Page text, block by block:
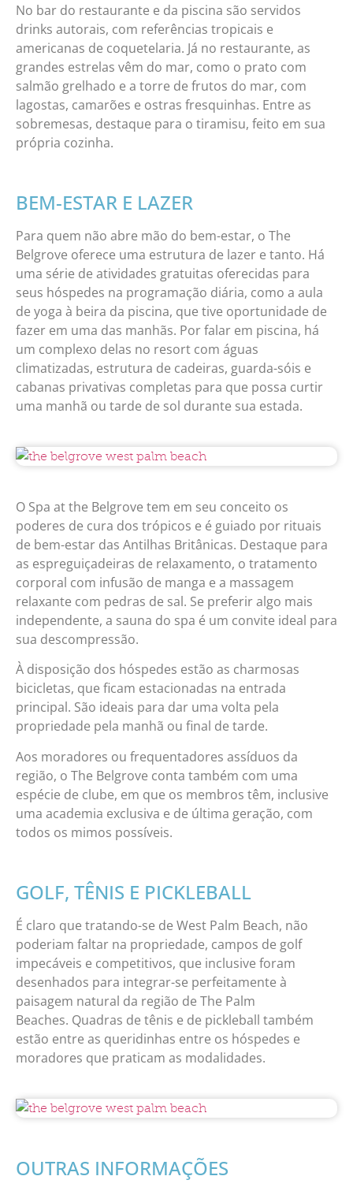
No bar do restaurante e da piscina são servidos
drinks autorais, com referências tropicais e
americanas de coquetelaria. Já no restaurante, as
grandes estrelas vêm do mar, como o prato com
salmão grelhado e a torre de frutos do mar, com
lagostas, camarões e ostras fresquinhas. Entre as
sobremesas, destaque para o tiramisu, feito em sua
própria cozinha.
BEM-ESTAR E LAZER
Para quem não abre mão do bem-estar, o The
Belgrove oferece uma estrutura de lazer e tanto. Há
uma série de atividades gratuitas oferecidas para
seus hóspedes na programação diária, como a aula
de yoga à beira da piscina, que tive oportunidade de
fazer em uma das manhãs. Por falar em piscina, há
um complexo delas no resort com águas
climatizadas, estrutura de cadeiras, guarda-sóis e
cabanas privativas completas para que possa curtir
uma manhã ou tarde de sol durante sua estada.
O Spa at the Belgrove tem em seu conceito os
poderes de cura dos trópicos e é guiado por rituais
de bem-estar das Antilhas Britânicas. Destaque para
as espreguiçadeiras de relaxamento, o tratamento
corporal com infusão de manga e a massagem
relaxante com pedras de sal. Se preferir algo mais
independente, a sauna do spa é um convite ideal para
sua descompressão.
À disposição dos hóspedes estão as charmosas
bicicletas, que ficam estacionadas na entrada
principal. São ideais para dar uma volta pela
propriedade pela manhã ou final de tarde.
Aos moradores ou frequentadores assíduos da
região, o The Belgrove conta também com uma
espécie de clube, em que os membros têm, inclusive
uma academia exclusiva e de última geração, com
todos os mimos possíveis.
GOLF, TÊNIS E PICKLEBALL
É claro que tratando-se de West Palm Beach, não
poderiam faltar na propriedade, campos de golf
impecáveis e competitivos, que inclusive foram
desenhados para integrar-se perfeitamente à
paisagem natural da região de The Palm
Beaches. Quadras de tênis e de pickleball também
estão entre as queridinhas entre os hóspedes e
moradores que praticam as modalidades.
OUTRAS INFORMAÇÕES